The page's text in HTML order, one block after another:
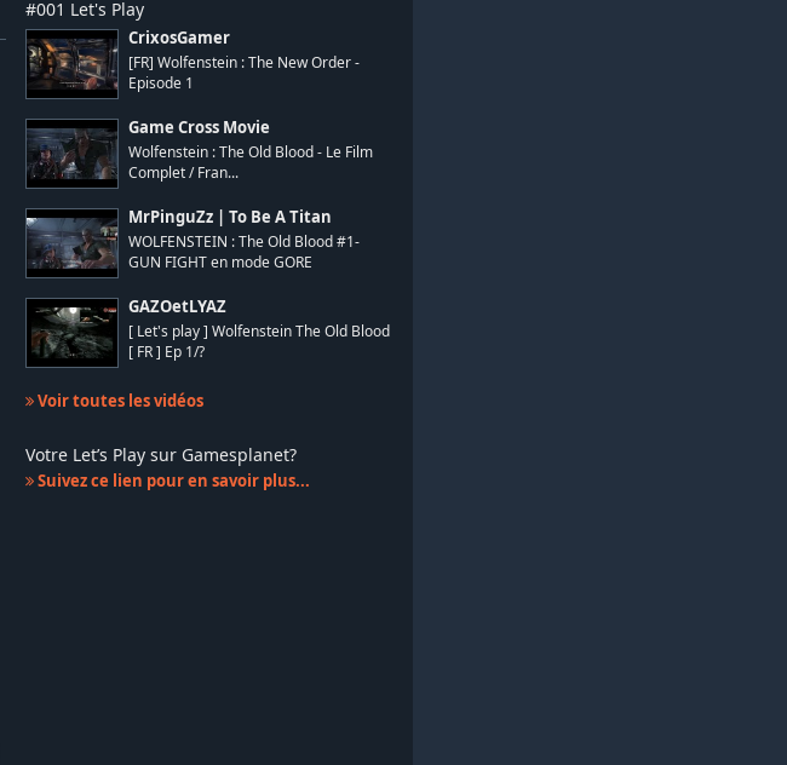
#001 Let's Play
CrixosGamer
[FR] Wolfenstein : The New Order -
Episode 1
Game Cross Movie
Wolfenstein : The Old Blood - Le Film
Complet / Fran...
MrPinguZz | To Be A Titan
WOLFENSTEIN : The Old Blood #1-
GUN FIGHT en mode GORE
GAZOetLYAZ
[ Let's play ] Wolfenstein The Old Blood
[ FR ] Ep 1/?
Voir toutes les vidéos
Votre Let’s Play sur Gamesplanet?
Suivez ce lien pour en savoir plus...